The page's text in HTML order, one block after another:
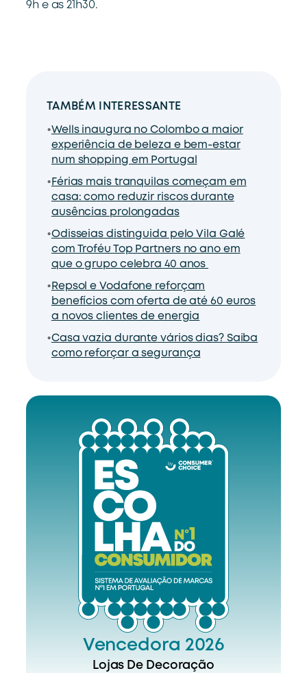
9h e as 21h30.
TAMBÉM INTERESSANTE
Wells inaugura no Colombo a maior
experiência de beleza e bem-estar
num shopping em Portugal
Férias mais tranquilas começam em
casa: como reduzir riscos durante
ausências prolongadas
Odisseias distinguida pelo Vila Galé
com Troféu Top Partners no ano em
que o grupo celebra 40 anos
Repsol e Vodafone reforçam
benefícios com oferta de até 60 euros
a novos clientes de energia
Casa vazia durante vários dias? Saiba
como reforçar a segurança
Vencedora 2026
Lojas De Decoração